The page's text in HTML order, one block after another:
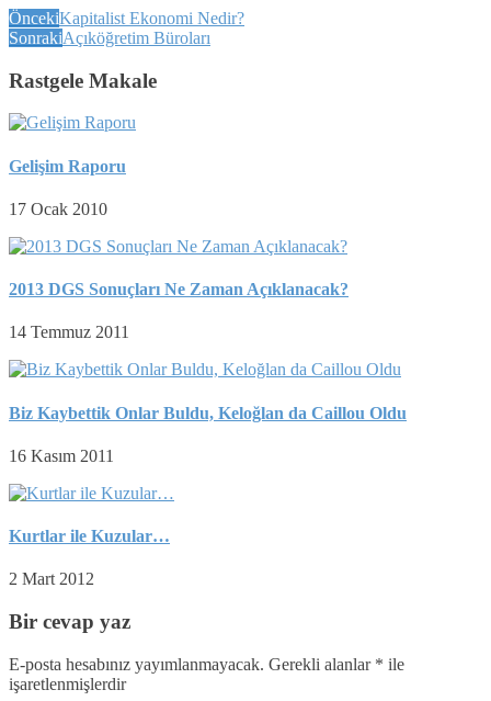
ÖncekiKapitalist Ekonomi Nedir?
SonrakiAçıköğretim Büroları
Rastgele Makale
Gelişim Raporu
17 Ocak 2010
2013 DGS Sonuçları Ne Zaman Açıklanacak?
14 Temmuz 2011
Biz Kaybettik Onlar Buldu, Keloğlan da Caillou Oldu
16 Kasım 2011
Kurtlar ile Kuzular…
2 Mart 2012
Bir cevap yaz
E-posta hesabınız yayımlanmayacak. Gerekli alanlar * ile
işaretlenmişlerdir